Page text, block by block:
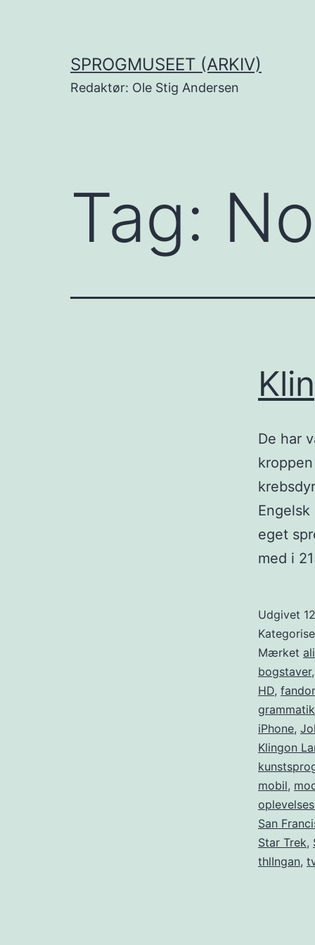
SPROGMUSEET (ARKIV)
Redaktør: Ole Stig Andersen
Tag:
De har
eget
med i
Udgivet
Mærket
bogstaver
HD,
grammatik
iPhone,
Klingon
mobil,
San
Star Trek,
thlIngan,